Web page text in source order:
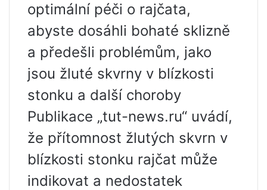
optimální péči o rajčata,
abyste dosáhli bohaté sklizně
a předešli problémům, jako
jsou žluté skvrny v blízkosti
stonku a další choroby
Publikace „tut-news.ru“ uvádí,
že přítomnost žlutých skvrn v
blízkosti stonku rajčat může
indikovat a nedostatek